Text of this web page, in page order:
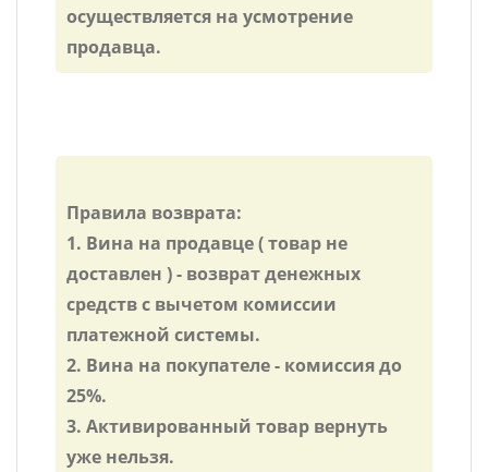
осуществляется на усмотрение
продавца.
Правила возврата:
1. Вина на продавце ( товар не
доставлен ) - возврат денежных
средств с вычетом комиссии
платежной системы.
2. Вина на покупателе - комиссия до
25%.
3. Активированный товар вернуть
уже нельзя.